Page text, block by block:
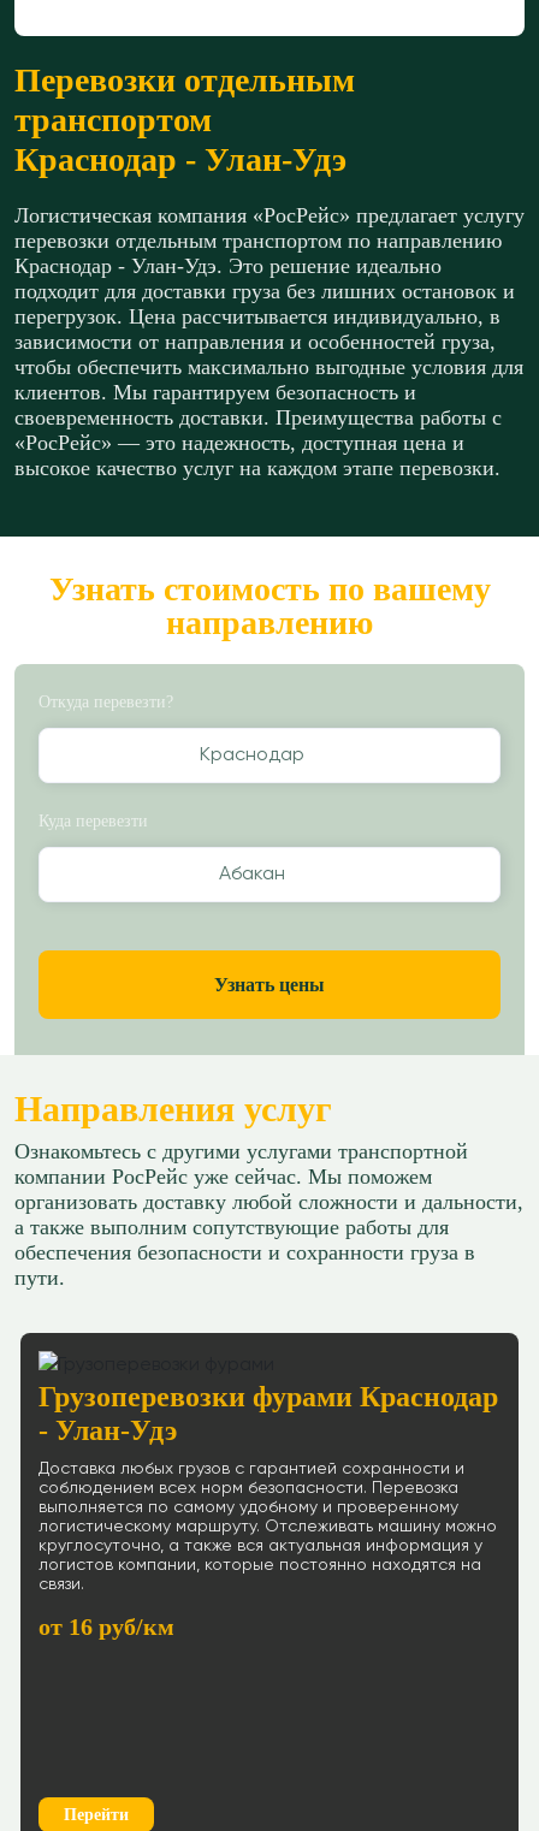
Перевозки отдельным
транспортом
Краснодар - Улан-Удэ
Логистическая компания «РосРейс» предлагает услугу
перевозки отдельным транспортом по направлению
Краснодар - Улан-Удэ. Это решение идеально
подходит для доставки груза без лишних остановок и
перегрузок. Цена рассчитывается индивидуально, в
зависимости от направления и особенностей груза,
чтобы обеспечить максимально выгодные условия для
клиентов. Мы гарантируем безопасность и
своевременность доставки. Преимущества работы с
«РосРейс» — это надежность, доступная цена и
высокое качество услуг на каждом этапе перевозки.
Узнать стоимость по вашему
направлению
Откуда перевезти?
Краснодар
Куда перевезти
Абакан
Узнать цены
Направления услуг
Ознакомьтесь с другими услугами транспортной
компании РосРейс уже сейчас. Мы поможем
организовать доставку любой сложности и дальности,
а также выполним сопутствующие работы для
обеспечения безопасности и сохранности груза в
пути.
Грузоперевозки фурами Краснодар
- Улан-Удэ
Доставка любых грузов с гарантией сохранности и
соблюдением всех норм безопасности. Перевозка
выполняется по самому удобному и проверенному
логистическому маршруту. Отслеживать машину можно
круглосуточно, а также вся актуальная информация у
логистов компании, которые постоянно находятся на
связи.
от 16 руб/км
Перейти